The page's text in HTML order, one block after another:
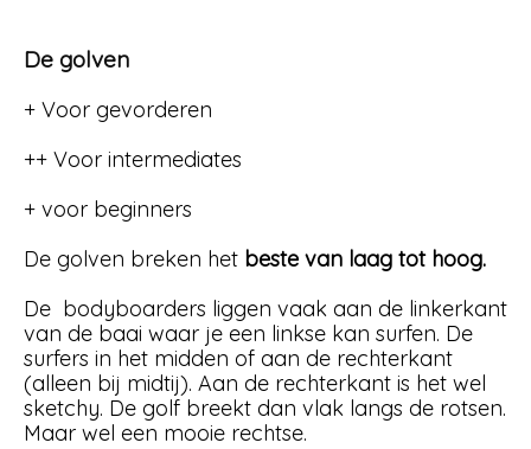
De golven
+ Voor gevorderen
++ Voor intermediates
+ voor beginners
De golven breken het beste van laag tot hoog.
De bodyboarders liggen vaak aan de linkerkant
van de baai waar je een linkse kan surfen. De
surfers in het midden of aan de rechterkant
(alleen bij midtij). Aan de rechterkant is het wel
sketchy. De golf breekt dan vlak langs de rotsen.
Maar wel een mooie rechtse.